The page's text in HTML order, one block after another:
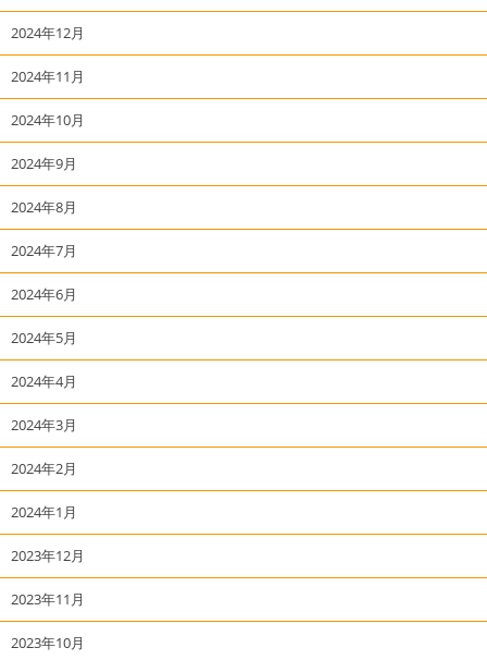
2024年12月
2024年11月
2024年10月
2024年9月
2024年8月
2024年7月
2024年6月
2024年5月
2024年4月
2024年3月
2024年2月
2024年1月
2023年12月
2023年11月
2023年10月